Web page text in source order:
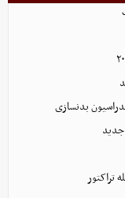
بدنسازی
تراکتور